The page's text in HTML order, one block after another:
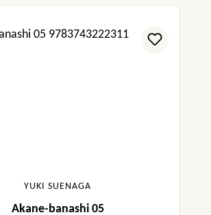
YUKI SUENAGA
Akane-banashi 05
anzeigen